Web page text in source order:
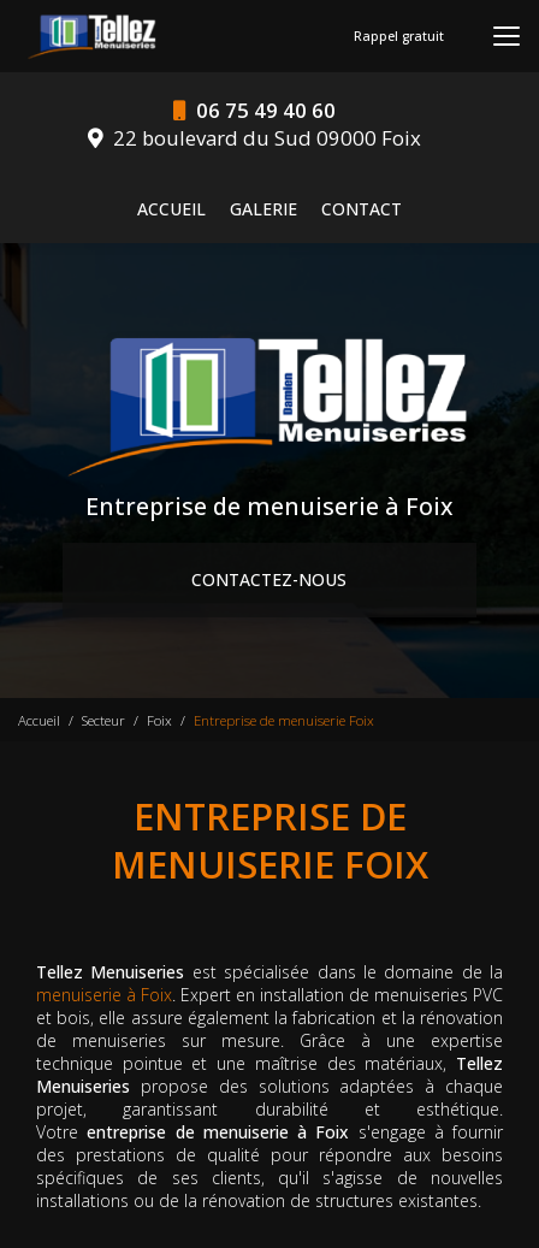
contenu
06 75 49 40 60
22 boulevard du Sud 09000 Foix
ACCUEIL
GALERIE CONTACT
Rappel gratuit
Entreprise de menuiserie à Foix
CONTACTEZ-NOUS
Accueil Secteur Foix Entreprise de menuiserie Foix
ENTREPRISE DE
MENUISERIE FOIX
Tellez Menuiseries est spécialisée dans le domaine de la
menuiserie à Foix. Expert en installation de menuiseries PVC
et bois, elle assure également la fabrication et la rénovation
de menuiseries sur mesure. Grâce à une expertise
technique pointue et une maîtrise des matériaux, Tellez
Menuiseries propose des solutions adaptées à chaque
projet, garantissant durabilité et esthétique.
Votreentreprise de menuiserie à Foix s'engage à fournir
des prestations de qualité pour répondre aux besoins
spécifiques de ses clients, qu'il s'agisse de nouvelles
installations ou de la rénovation de structures existantes.